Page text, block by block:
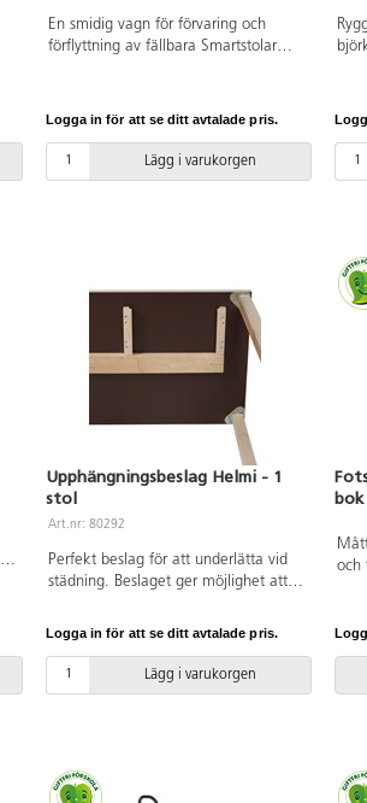
En smidig vagn för förvaring och
förflyttning av fällbara Smartstolar
Elförzinkad stål. Rymmer 50 stolar.
Logga in för att se ditt avtalade pris.
Lägg i varukorgen
Upphängningsbeslag Helmi - 1
stol
Art.nr: 80292
Perfekt beslag för att underlätta vid
städning. Beslaget ger möjlighet att
på bordets långsidor. Vitpigmenterad
Logga in för att se ditt avtalade pris.
Lägg i varukorgen
bok
och